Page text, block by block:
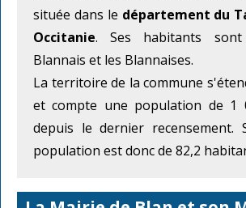
située dans le département du
Occitanie. Ses habitants
Blannais et les Blannaises.
La territoire de la commune
et compte une population de 1
depuis le dernier recensement.
population est donc de 82,2